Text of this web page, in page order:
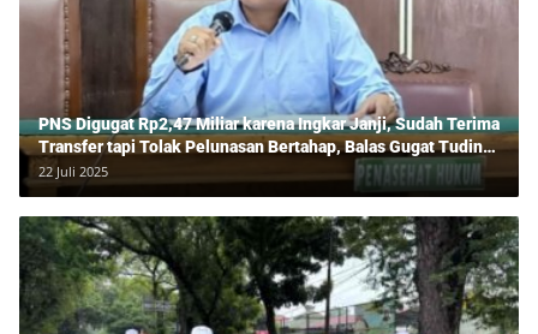
PNS Digugat Rp2,47 Miliar karena Ingkar Janji, Sudah Terima
Transfer tapi Tolak Pelunasan Bertahap, Balas Gugat Tuding
Lawan Tipu Rp850 Juta
22 Juli 2025